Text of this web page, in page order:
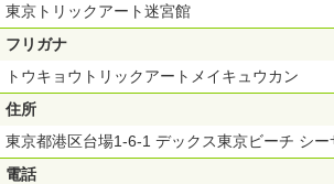
東京トリックアート迷宮館
フリガナ
トウキョウトリックアートメイキュウカン
住所
東京都港区台場1-6-1 デックス東京ビーチ シ
電話